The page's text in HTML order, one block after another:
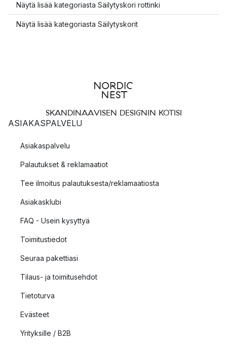
Näytä lisää kategoriasta Säilytyskori rottinki
Näytä lisää kategoriasta Säilytyskorit
SKANDINAAVISEN DESIGNIN KOTISI
ASIAKASPALVELU
Asiakaspalvelu
Palautukset & reklamaatiot
Tee ilmoitus palautuksesta/reklamaatiosta
Asiakasklubi
FAQ - Usein kysyttyä
Toimitustiedot
Seuraa pakettiasi
Tilaus- ja toimitusehdot
Tietoturva
Evästeet
Yrityksille / B2B